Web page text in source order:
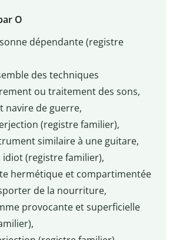
O
dépendante (registre
des techniques
ou traitement des sons,
navire de guerre,
(registre familier),
similaire à une guitare,
idiot (registre familier),
hermétique et compartimentée
de la nourriture,
provocante et superficielle